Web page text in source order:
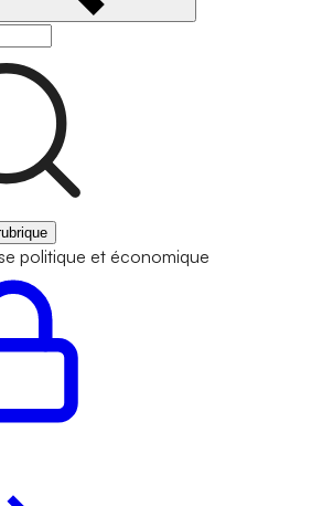
politique et économique